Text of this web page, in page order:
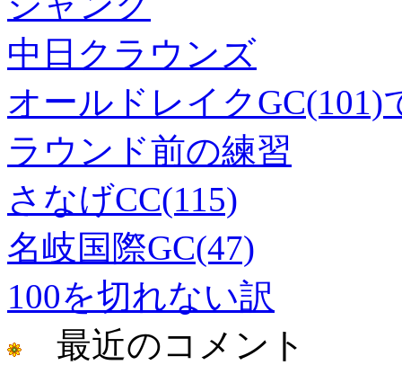
中日クラウンズ
オールドレイクGC(101)
ラウンド前の練習
さなげCC(115)
名岐国際GC(47)
100を切れない訳
最近のコメント